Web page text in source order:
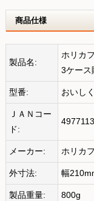
商品仕様
製品名:
ホリカ
3ケース
型番: おいし
ＪＡＮコー
ド:
メーカー: ホリカ
外寸法: 幅
製品重量: 800g